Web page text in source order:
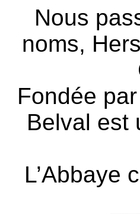
Nous
noms,
Fondée
Belval est
L’Abbaye